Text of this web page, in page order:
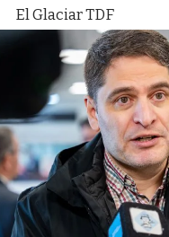
El Glaciar TDF